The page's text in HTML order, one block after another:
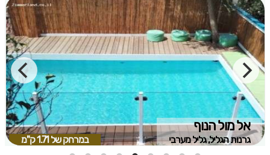
אל מול הנוף
גרנות הגליל, גליל מערבי במרחק של 1.71 ק"מ